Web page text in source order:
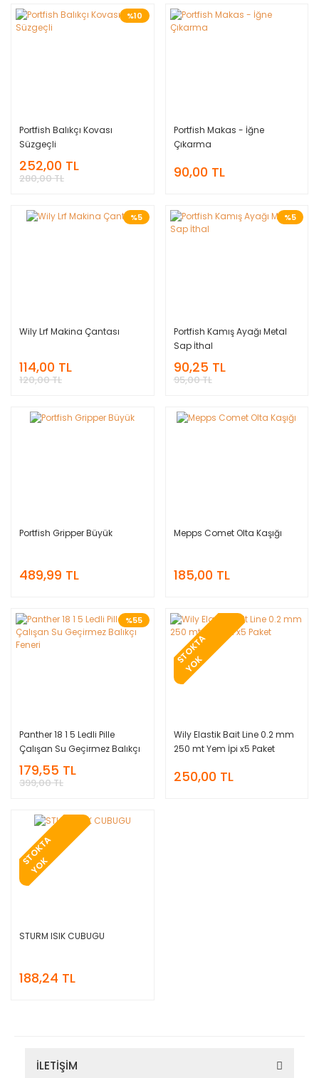
%10
Portfish Balıkçı Kovası
Süzgeçli
252,00 TL
280,00 TL
Portfish Makas - İğne
Çıkarma
90,00 TL
%5
Wily Lrf Makina Çantası
114,00 TL
120,00 TL
%5
Portfish Kamış Ayağı Metal
Sap İthal
90,25 TL
95,00 TL
Portfish Gripper Büyük
489,99 TL
Mepps Comet Olta Kaşığı
185,00 TL
%55
Panther 18 1 5 Ledli Pille
Çalışan Su Geçirmez Balıkçı
Feneri
179,55 TL
399,00 TL
S
T
O
K
T
A
Y
O
K
Wily Elastik Bait Line 0.2 mm
250 mt Yem İpi x5 Paket
250,00 TL
S
T
O
K
T
A
Y
O
K
STURM ISIK CUBUGU
188,24 TL
İLETİŞİM